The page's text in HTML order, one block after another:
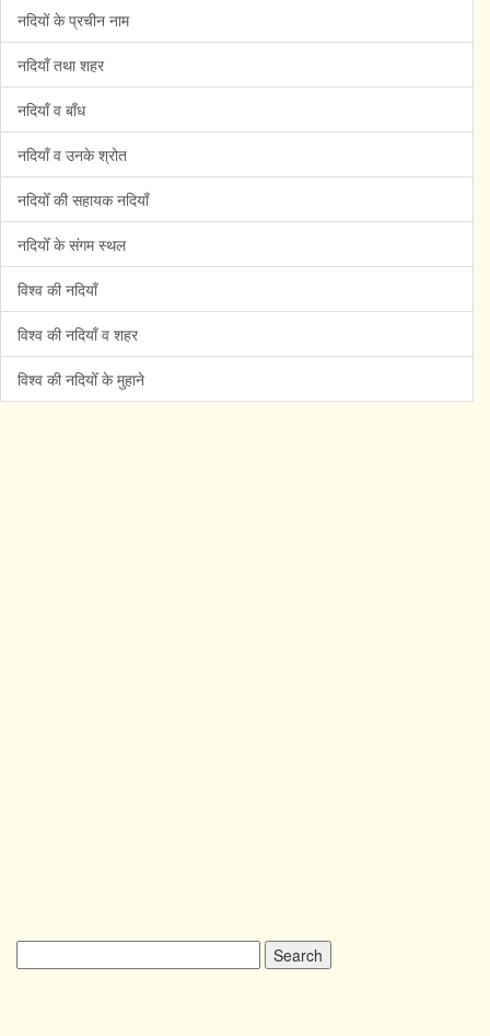
नदियों के प्रचीन नाम
नदियाँ तथा शहर
नदियाँ व बाँध
नदियाँ व उनके श्रोत
नदियोँ की सहायक नदियाँ
नदियोँ के संगम स्थल
विश्व की नदियाँ
विश्व की नदियाँ व शहर
विश्व की नदियोँ के मुहाने